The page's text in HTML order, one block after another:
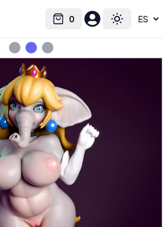
0
Cart Toggle
Select language